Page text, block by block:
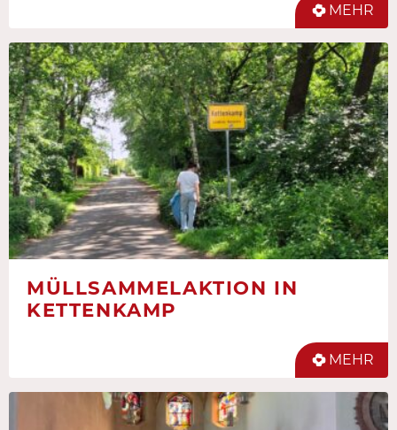
MEHR
MÜLLSAMMELAKTION IN
KETTENKAMP
MEHR